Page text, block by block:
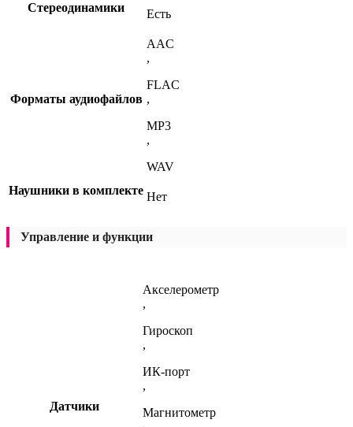
Стереодинамики Есть
Форматы аудиофайлов
AAC
,
FLAC
,
MP3
,
WAV
Наушники в комплекте Нет
Управление и функции
Датчики
Акселерометр
,
Гироскоп
,
ИК-порт
,
Магнитометр